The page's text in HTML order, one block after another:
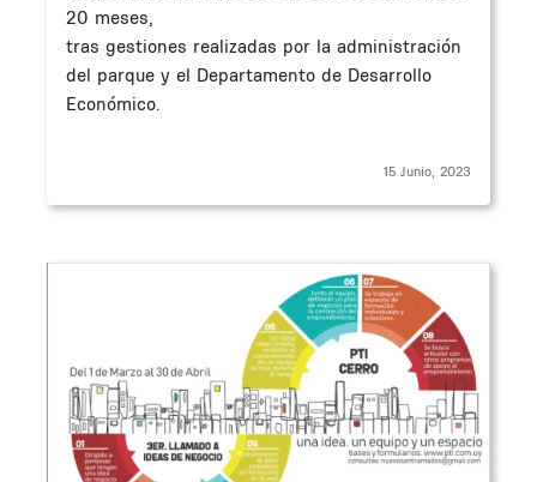
20 meses,
tras gestiones realizadas por la administración
del parque y el Departamento de Desarrollo
Económico.
15 Junio, 2023